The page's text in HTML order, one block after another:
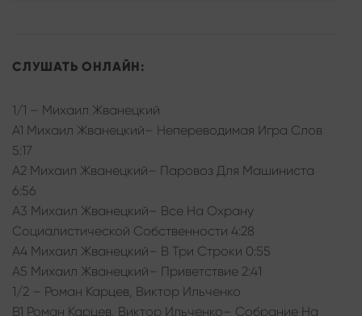
СЛУШАТЬ ОНЛАЙН:
1/1 – Михаил Жванецкий
A1 Михаил Жванецкий– Непереводимая Игра Слов
5:17
A2 Михаил Жванецкий– Паровоз Для Машиниста
6:56
A3 Михаил Жванецкий– Все На Охрану
Социалистической Собственности 4:28
A4 Михаил Жванецкий– В Три Строки 0:55
A5 Михаил Жванецкий– Приветствие 2:41
1/2 – Роман Карцев, Виктор Ильченко
B1 Роман Карцев, Виктор Ильченко– Собрание На